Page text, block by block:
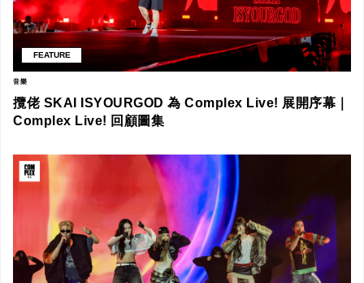
FEATURE
音樂
攬佬 SKAI ISYOURGOD 為 Complex Live! 展開序幕｜
Complex Live! 回顧圖集